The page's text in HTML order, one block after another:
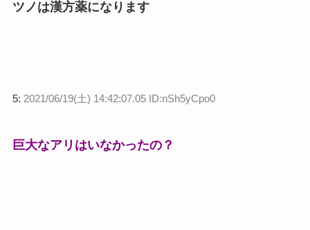
ツノは漢方薬になります
5: 2021/06/19(土) 14:42:07.05 ID:nSh5yCpo0
巨大なアリはいなかったの？